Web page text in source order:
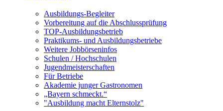
Ausbildungs-Begleiter
Vorbereitung auf die Abschlussprüfung
TOP-Ausbildungsbetrieb
Praktikums- und Ausbildungsbetriebe
Weitere Jobbörseninfos
Schulen / Hochschulen
Jugendmeisterschaften
Für Betriebe
Akademie junger Gastronomen
„Bayern schmeckt.“
"Ausbildung macht Elternstolz"